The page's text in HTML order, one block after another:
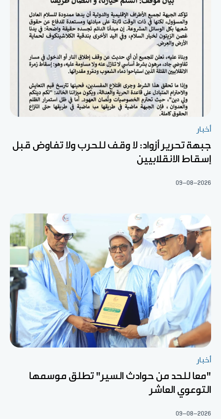
أخبار
جبهة تحرير أزواد: لا وقف للحرب ولا تفاوض قبل
إسقاط الانقلابيين
09-08-2026
أخبار
"معا للحد من حوادث السير" تطلق موسمها
التوعوي العاشر
09-08-2026